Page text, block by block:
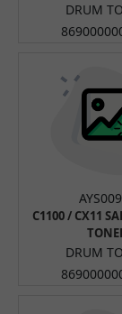
DRUM
C1100 / CX11
DRUM